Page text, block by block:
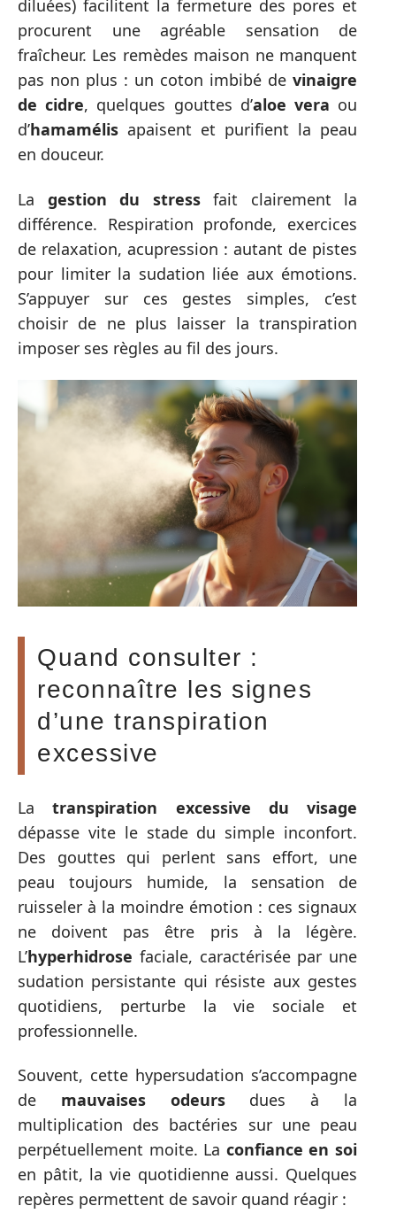
diluées) facilitent la fermeture des pores et
procurent une agréable sensation de
fraîcheur. Les remèdes maison ne manquent
pas non plus : un coton imbibé de vinaigre
de cidre, quelques gouttes d’aloe vera ou
d’hamamélis apaisent et purifient la peau
en douceur.
La gestion du stressfait clairement la
différence. Respiration profonde, exercices
de relaxation, acupression : autant de pistes
pour limiter la sudation liée aux émotions.
S’appuyer sur ces gestes simples, c’est
choisir de ne plus laisser la transpiration
imposer ses règles au fil des jours.
Quand consulter :
reconnaître les signes
d’une transpiration
excessive
Latranspiration excessive du visage
dépasse vite le stade du simple inconfort.
Des gouttes qui perlent sans effort, une
peau toujours humide, la sensation de
ruisseler à la moindre émotion : ces signaux
ne doivent pas être pris à la légère.
L’hyperhidrose faciale, caractérisée par une
sudation persistante qui résiste aux gestes
quotidiens, perturbe la vie sociale et
professionnelle.
Souvent, cette hypersudation s’accompagne
de mauvaises odeursdues à la
multiplication des bactéries sur une peau
perpétuellement moite. La confiance en soi
en pâtit, la vie quotidienne aussi. Quelques
repères permettent de savoir quand réagir :